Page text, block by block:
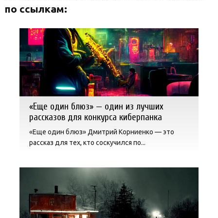
по ссылкам:
«Еще один блюз» — один из лучших
рассказов для конкурса киберпанка
«Еще один блюз» Дмитрий Корниенко — это
рассказ для тех, кто соскучился по...